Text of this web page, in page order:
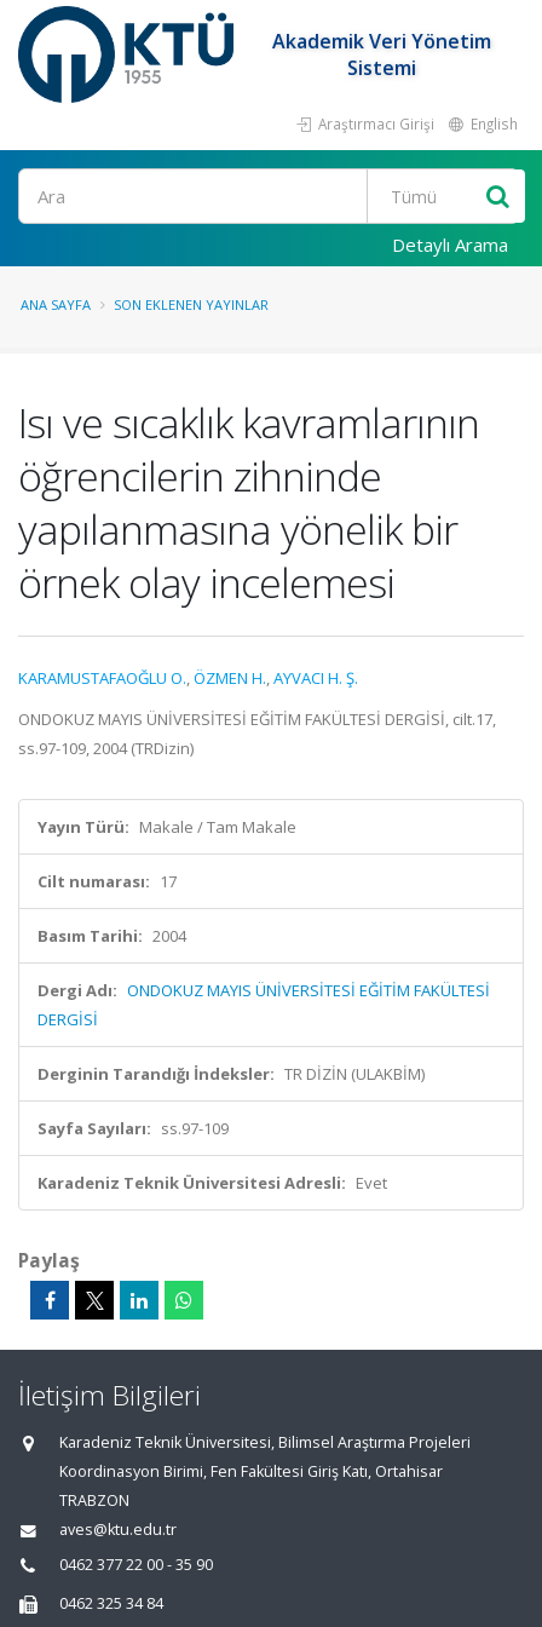
Akademik Veri Yönetim
Sistemi
Araştırmacı Girişi English
Ara
Detaylı Arama
ANA SAYFA SON EKLENEN YAYINLAR
Isı ve sıcaklık kavramlarının
öğrencilerin zihninde
yapılanmasına yönelik bir
örnek olay incelemesi
KARAMUSTAFAOĞLU O.,ÖZMEN H.,AYVACI H. Ş.
ONDOKUZ MAYIS ÜNİVERSİTESİ EĞİTİM FAKÜLTESİ DERGİSİ, cilt.17,
ss.97-109, 2004 (TRDizin)
Yayın Türü: Makale / Tam Makale
Cilt numarası: 17
Basım Tarihi: 2004
Dergi Adı: ONDOKUZ MAYIS ÜNİVERSİTESİ EĞİTİM FAKÜLTESİ
DERGİSİ
Derginin Tarandığı İndeksler: TR DİZİN (ULAKBİM)
Sayfa Sayıları: ss.97-109
Karadeniz Teknik Üniversitesi Adresli: Evet
Paylaş
İletişim Bilgileri
Karadeniz Teknik Üniversitesi, Bilimsel Araştırma Projeleri
Koordinasyon Birimi, Fen Fakültesi Giriş Katı, Ortahisar
TRABZON
aves@ktu.edu.tr
0462 377 22 00 - 35 90
0462 325 34 84